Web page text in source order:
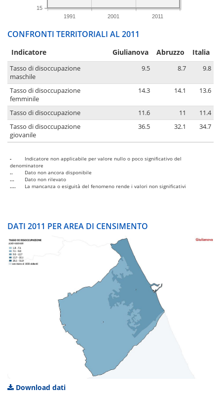
1991 2001 2011
15
CONFRONTI TERRITORIALI AL 2011
Indicatore Giulianova Abruzzo Italia
Tasso di disoccupazione
maschile
9.5 8.7 9.8
Tasso di disoccupazione
femminile
14.3 14.1 13.6
Tasso di disoccupazione 11.6 11
11.4
Tasso di disoccupazione
giovanile
36.5 32.1 34.7
-
Indicatore non applicabile per valore nullo o poco significativo del
denominatore
..
Dato non ancora disponibile
...
Dato non rilevato
....
La mancanza o esiguità del fenomeno rende i valori non significativi
DATI 2011 PER AREA DI CENSIMENTO
Download dati